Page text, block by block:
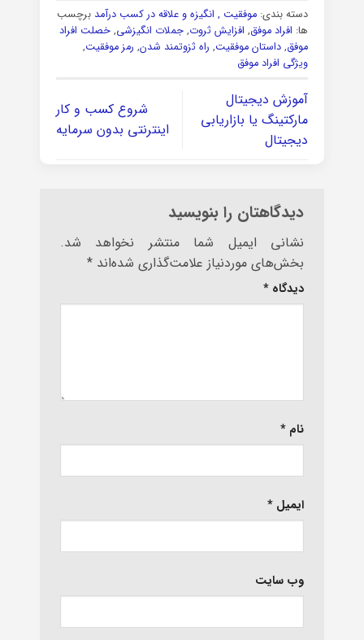
دسته بندی: موفقیت , انگیزه و علاقه در کسب درآمد برچسب
ها: افراد موفق, افزایش ثروت, جملات انگیزشی, خصلت افراد
موفق, داستان موفقیت, راه ثزوتمند شدن, رمز موفقیت,
ویژگی افراد موفق
آموزش دیجیتال
مارکتینگ یا بازاریابی
دیجیتال
شروع کسب و کار
اینترنتی بدون سرمایه
دیدگاهتان را بنویسید
نشانی ایمیل شما منتشر نخواهد شد.
بخش‌های موردنیاز علامت‌گذاری شده‌اند *
دیدگاه *
نام *
ایمیل *
وب‌ سایت